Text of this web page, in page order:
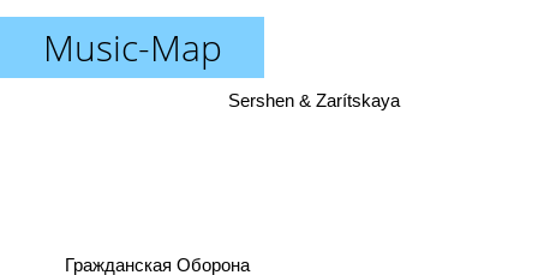
Music-Map
Гражданская Оборона
Sershen & Zarítskaya